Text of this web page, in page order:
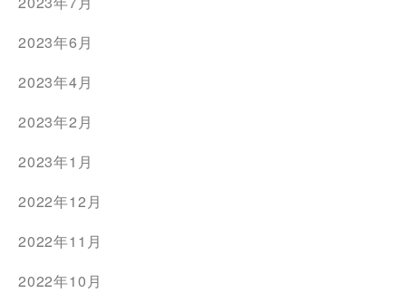
2023年6月
2023年4月
2023年2月
2023年1月
2022年12月
2022年11月
2022年10月